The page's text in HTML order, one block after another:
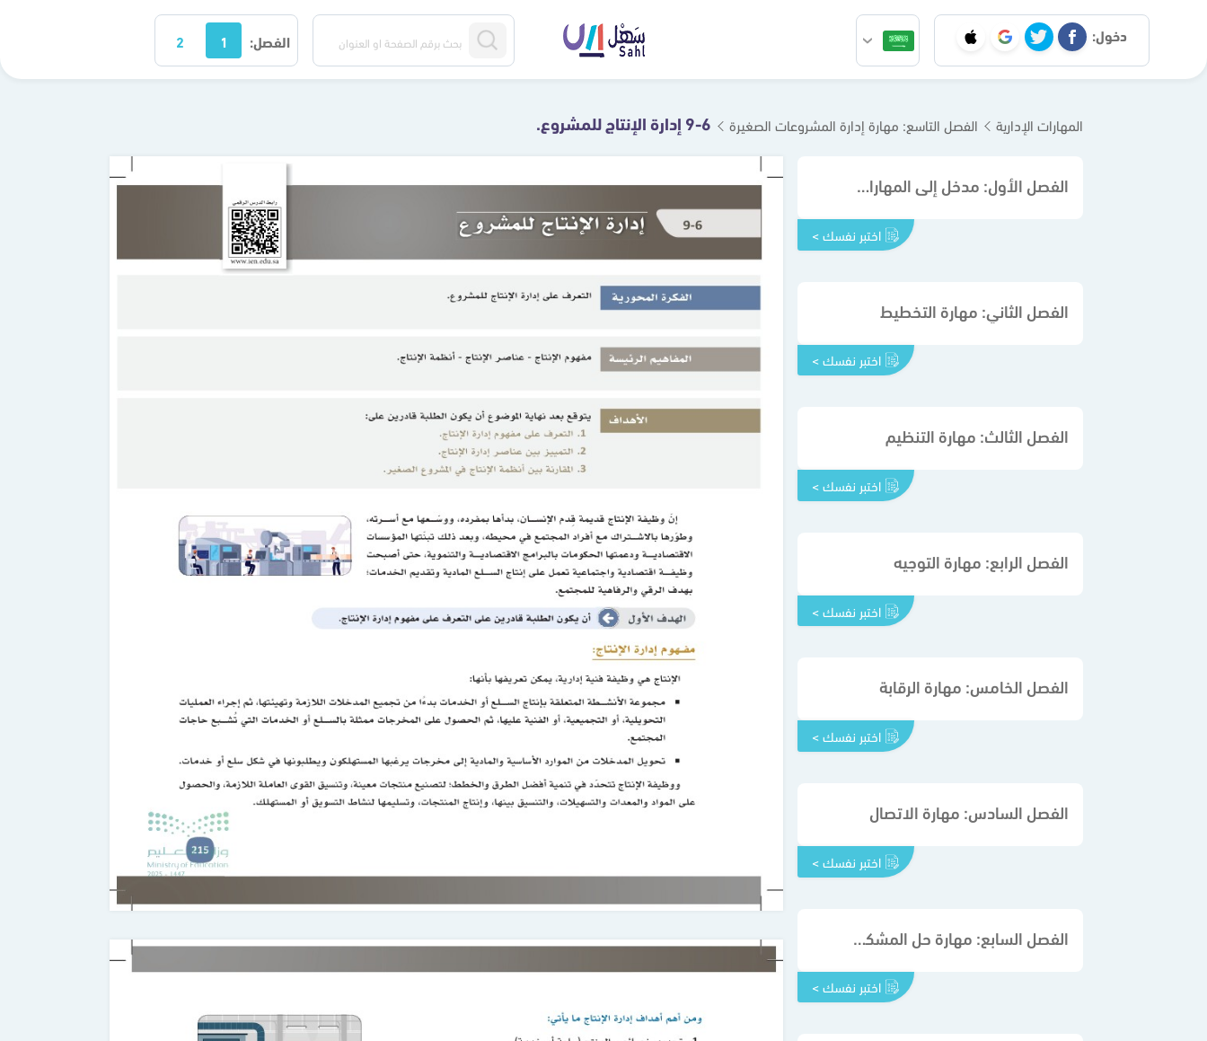
دخول: الفصل: 1
2
المهارات الإدارية الفصل التاسع: مهارة إدارة المشروعات الصغيرة 9-6 إدارة الإنتاج للمشروع.
الفصل الأول: مدخل إلى المهارات الإدارية
اختبر نفسك >
الفصل الثاني: مهارة التخطيط
اختبر نفسك >
الفصل الثالث: مهارة التنظيم
اختبر نفسك >
الفصل الرابع: مهارة التوجيه
اختبر نفسك >
الفصل الخامس: مهارة الرقابة
اختبر نفسك >
الفصل السادس: مهارة الاتصال
اختبر نفسك >
الفصل السابع: مهارة حل المشكلة واتخاذ القرار
اختبر نفسك >